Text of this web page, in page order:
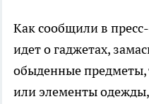
Как сообщили в
идет о гаджетах,
обыденные предметы,
или элементы